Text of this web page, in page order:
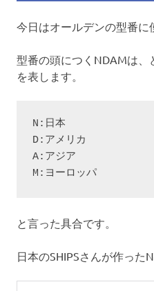
今日はオールデンの型番に
型番の頭につくNDAMは
を表します。
N:日本
D:アメリカ
A:アジア
M:ヨーロッパ
と言った具合です。
日本のSHIPSさんが作った